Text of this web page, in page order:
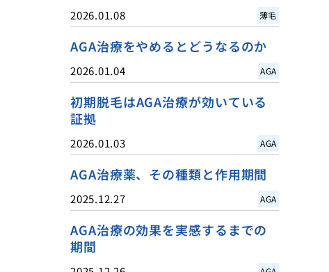
2026.01.08 薄毛
AGA治療をやめるとどうなるのか
2026.01.04 AGA
初期脱毛はAGA治療が効いている
証拠
2026.01.03 AGA
AGA治療薬、その種類と作用期間
2025.12.27 AGA
AGA治療の効果を実感するまでの
期間